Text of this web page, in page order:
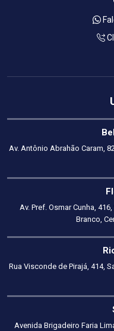
Av. Antônio Abrahão Caram,
Av. Pref. Osmar Cunha,
Branco,
Rua Visconde de Pirajá, 414,
Avenida Brigadeiro Faria